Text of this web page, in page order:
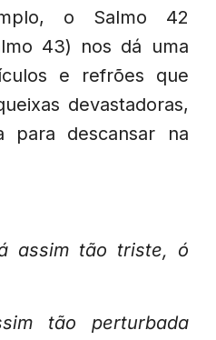
o Salmo 42
43) nos dá uma
e refrões que
devastadoras,
para descansar na
assim tão triste, ó
tão perturbada